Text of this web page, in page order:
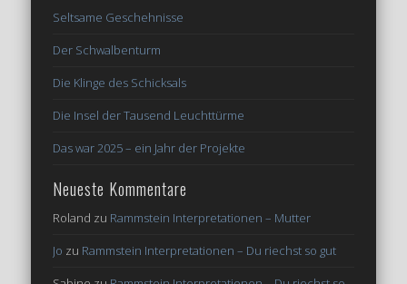
Seltsame Geschehnisse
Der Schwalbenturm
Die Klinge des Schicksals
Die Insel der Tausend Leuchttürme
Das war 2025 – ein Jahr der Projekte
Neueste Kommentare
Roland zu Rammstein Interpretationen – Mutter
Jo zu Rammstein Interpretationen – Du riechst so gut